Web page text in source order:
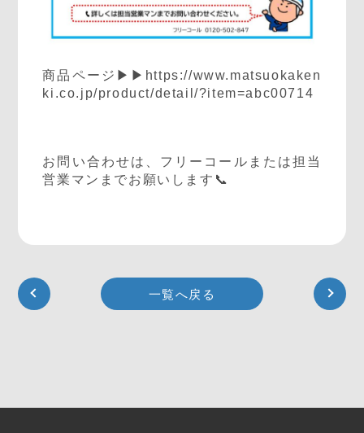
商品ページ▶▶ https://www.matsuokaken
ki.co.jp/product/detail/?item=abc00714
お問い合わせは、フリーコールまたは担当
営業マンまでお願いします📞
一覧へ戻る